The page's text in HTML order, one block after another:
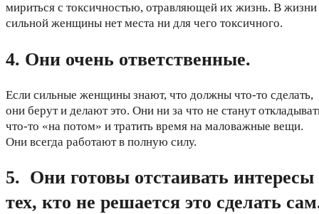
мириться с токсичностью, отравляющей их жизнь. В жизни
сильной женщины нет места ни для чего токсичного.
4. Они очень ответственные.
Если сильные женщины знают, что должны что-то сделать,
они берут и делают это. Они ни за что не станут
что-то «на потом» и тратить время на маловажные вещи.
Они всегда работают в полную силу.
5. Они готовы отстаивать интересы
тех, кто не решается это сделать